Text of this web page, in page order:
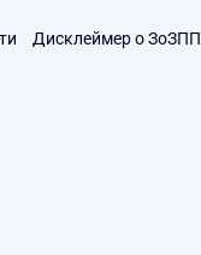
Дисклеймер о ЗоЗПП